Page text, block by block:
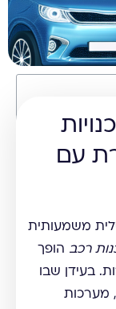
עם
משמעותית
רכב הופך
בעידן שבו
לקוחות מצפים למענה מיידי ואישי 24/7, מערכות